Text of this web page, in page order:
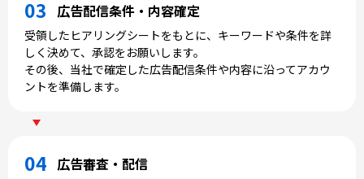
広告配信条件・ 内容確定
受領したヒアリングシートをもとに、キーワードや条件を詳
しく決めて、承認をお願いします。
その後、当社で確定した広告配信条件や内容に沿ってアカウ
ントを準備します。
広告審査・配信